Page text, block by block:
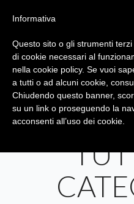
Tutte le categorie
Informativa
Questo sito o gli strumenti
di cookie necessari al
nella cookie policy. Se vuoi
a tutti o ad alcuni cookie,
Chiudendo questo banner,
su un link o proseguendo la
acconsenti all’uso dei cookie.